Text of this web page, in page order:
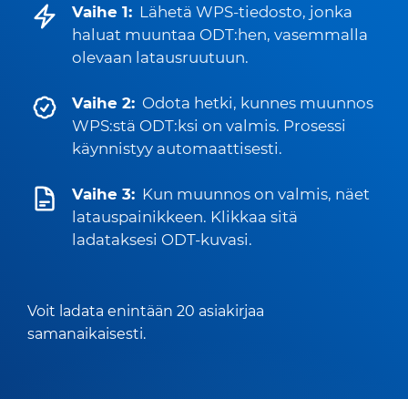
Vaihe 1: Lähetä WPS-tiedosto, jonka
haluat muuntaa ODT:hen, vasemmalla
olevaan latausruutuun.
Vaihe 2: Odota hetki, kunnes muunnos
WPS:stä ODT:ksi on valmis. Prosessi
käynnistyy automaattisesti.
Vaihe 3: Kun muunnos on valmis, näet
latauspainikkeen. Klikkaa sitä
ladataksesi ODT-kuvasi.
Voit ladata enintään 20 asiakirjaa
samanaikaisesti.